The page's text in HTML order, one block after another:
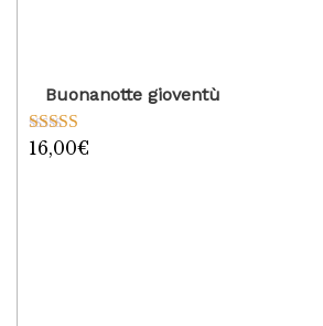
Buonanotte gioventù
Valutato
16,00€